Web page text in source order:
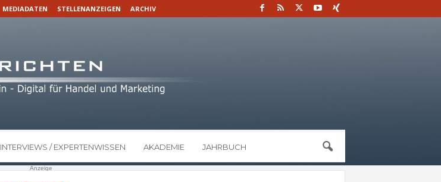
MEDIADATEN STELLENANZEIGEN ARCHIV
INTERVIEWS / EXPERTENWISSEN AKADEMIE JAHRBUCH
Anzeige